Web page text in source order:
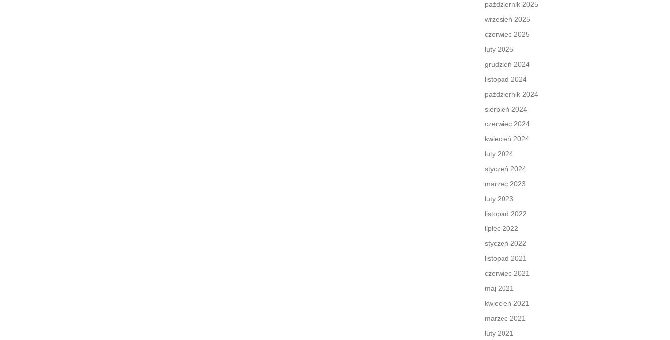
październik 2025
wrzesień 2025
czerwiec 2025
luty 2025
grudzień 2024
listopad 2024
październik 2024
sierpień 2024
czerwiec 2024
kwiecień 2024
luty 2024
styczeń 2024
marzec 2023
luty 2023
listopad 2022
lipiec 2022
styczeń 2022
listopad 2021
czerwiec 2021
maj 2021
kwiecień 2021
marzec 2021
luty 2021